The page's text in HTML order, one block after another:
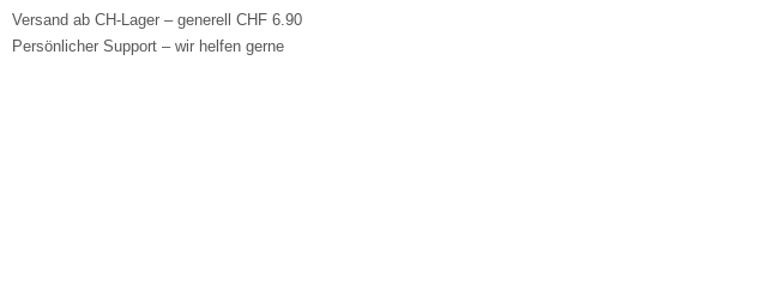
Versand ab CH‑Lager – generell CHF 6.90
Persönlicher Support – wir helfen gerne